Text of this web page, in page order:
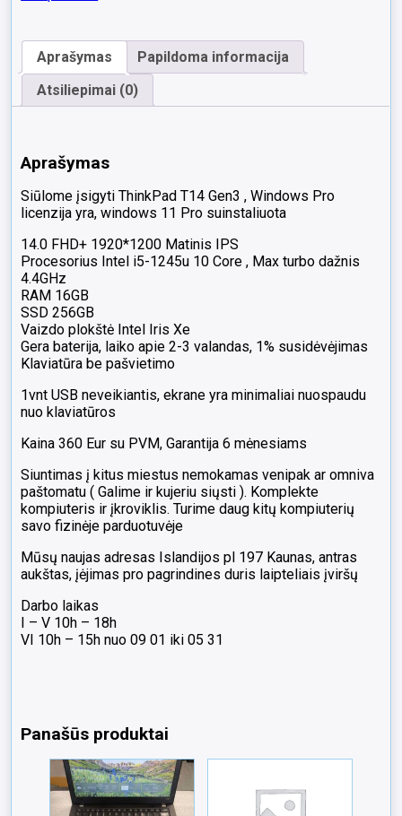
i5-
1245u
16gb
256gb
1%
neveikiantis,
nuospaudu
ekrane
klviatūros
yra.
Aprašymas
Papildoma informacija
Atsiliepimai (0)
Aprašymas
Siūlome įsigyti ThinkPad T14 Gen3 , Windows Pro
licenzija yra, windows 11 Pro suinstaliuota
14.0 FHD+ 1920*1200 Matinis IPS
Procesorius Intel i5-1245u 10 Core , Max turbo dažnis
4.4GHz
RAM 16GB
SSD 256GB
Vaizdo plokštė Intel Iris Xe
Gera baterija, laiko apie 2-3 valandas, 1% susidėvėjimas
Klaviatūra be pašvietimo
1vnt USB neveikiantis, ekrane yra minimaliai nuospaudu
nuo klaviatūros
Kaina 360 Eur su PVM, Garantija 6 mėnesiams
Siuntimas į kitus miestus nemokamas venipak ar omniva
paštomatu ( Galime ir kujeriu siųsti ). Komplekte
kompiuteris ir įkroviklis. Turime daug kitų kompiuterių
savo fizinėje parduotuvėje
Mūsų naujas adresas Islandijos pl 197 Kaunas, antras
aukštas, įėjimas pro pagrindines duris laipteliais įviršų
Darbo laikas
I – V 10h – 18h
VI 10h – 15h nuo 09 01 iki 05 31
Panašūs produktai